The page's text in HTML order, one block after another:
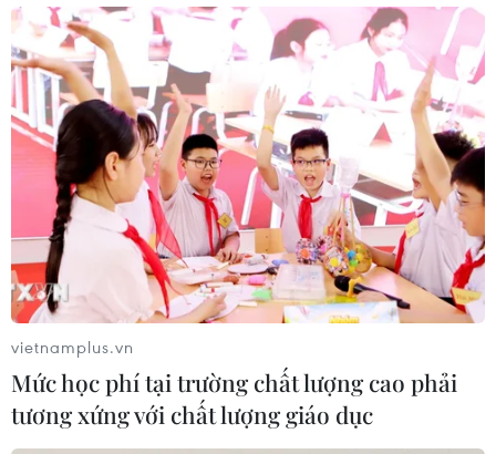
vietnamplus.vn
Mức học phí tại trường chất lượng cao phải
tương xứng với chất lượng giáo dục